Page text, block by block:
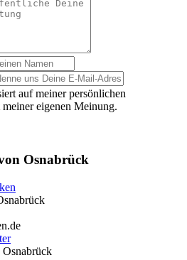
auf meiner persönlichen
eigenen Meinung.
Osnabrück